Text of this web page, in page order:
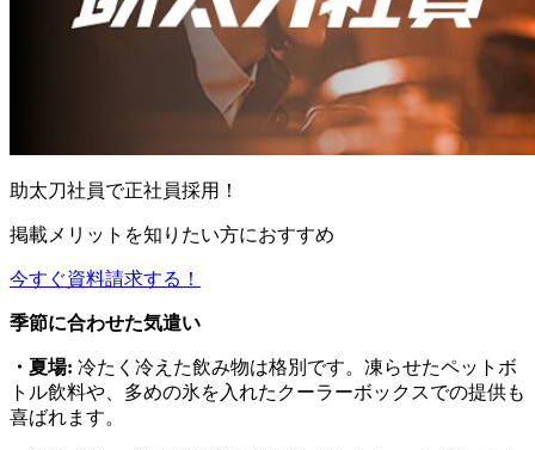
助太刀社員で正社員採用！
掲載メリットを知りたい方におすすめ
今すぐ資料請求する！
季節に合わせた気遣い
・夏場: 冷たく冷えた飲み物は格別です。凍らせたペットボ
トル飲料や、多めの氷を入れたクーラーボックスでの提供も
喜ばれます。